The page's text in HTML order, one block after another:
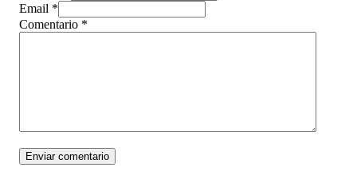
Email *
Comentario *